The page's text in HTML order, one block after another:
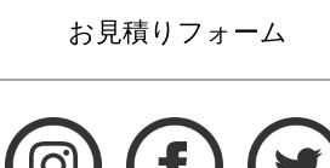
お見積りフォーム